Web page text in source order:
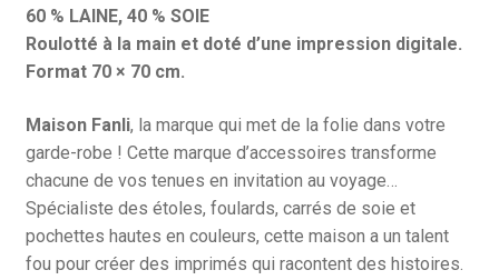
60 % LAINE, 40 % SOIE
Roulotté à la main et doté d’une impression digitale.
Format 70 × 70 cm.
Maison Fanli, la marque qui met de la folie dans votre
garde-robe ! Cette marque d’accessoires transforme
chacune de vos tenues en invitation au voyage…
Spécialiste des étoles, foulards, carrés de soie et
pochettes hautes en couleurs, cette maison a un talent
fou pour créer des imprimés qui racontent des histoires.